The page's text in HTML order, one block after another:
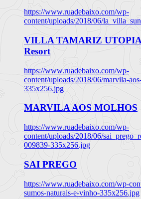
https://www.ruadebaixo.com/wp-
content/uploads/2018/06/
VILLA TAMARIZ UTOPIA
Resort
https://www.ruadebaixo.com/wp-
content/uploads/2018/06/marvila-
335x256.jpg
MARVILA AOS MOLHOS
https://www.ruadebaixo.com/wp-
content/uploads/2018/06/
009839-335x256.jpg
SAI PREGO
https://www.ruadebaixo.com/wp-
sumos-naturais-e-vinho-335x256.jpg